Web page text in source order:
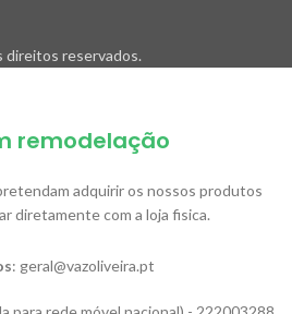
direitos reservados.
remodelação
adquirir os nossos produtos
diretamente com a loja fisica.
: geral@vazoliveira.pt